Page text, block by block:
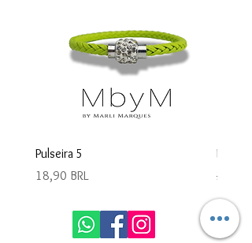
Pulseira 5
Precio
18,90 BRL
Pulseira
Precio
28,90